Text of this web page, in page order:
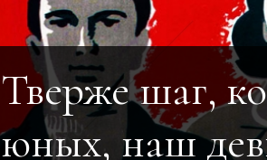
Тверже шаг,
юных, наш